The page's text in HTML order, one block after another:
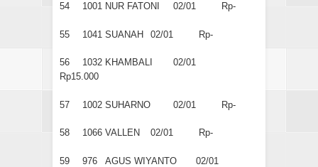
54 1001 NUR FATONI 02/01 Rp-
55 1041 SUANAH 02/01 Rp-
56 1032 KHAMBALI
02/01
Rp15.000
57 1002 SUHARNO 02/01 Rp-
58 1066 VALLEN 02/01 Rp-
59 976 AGUS WIYANTO
02/01